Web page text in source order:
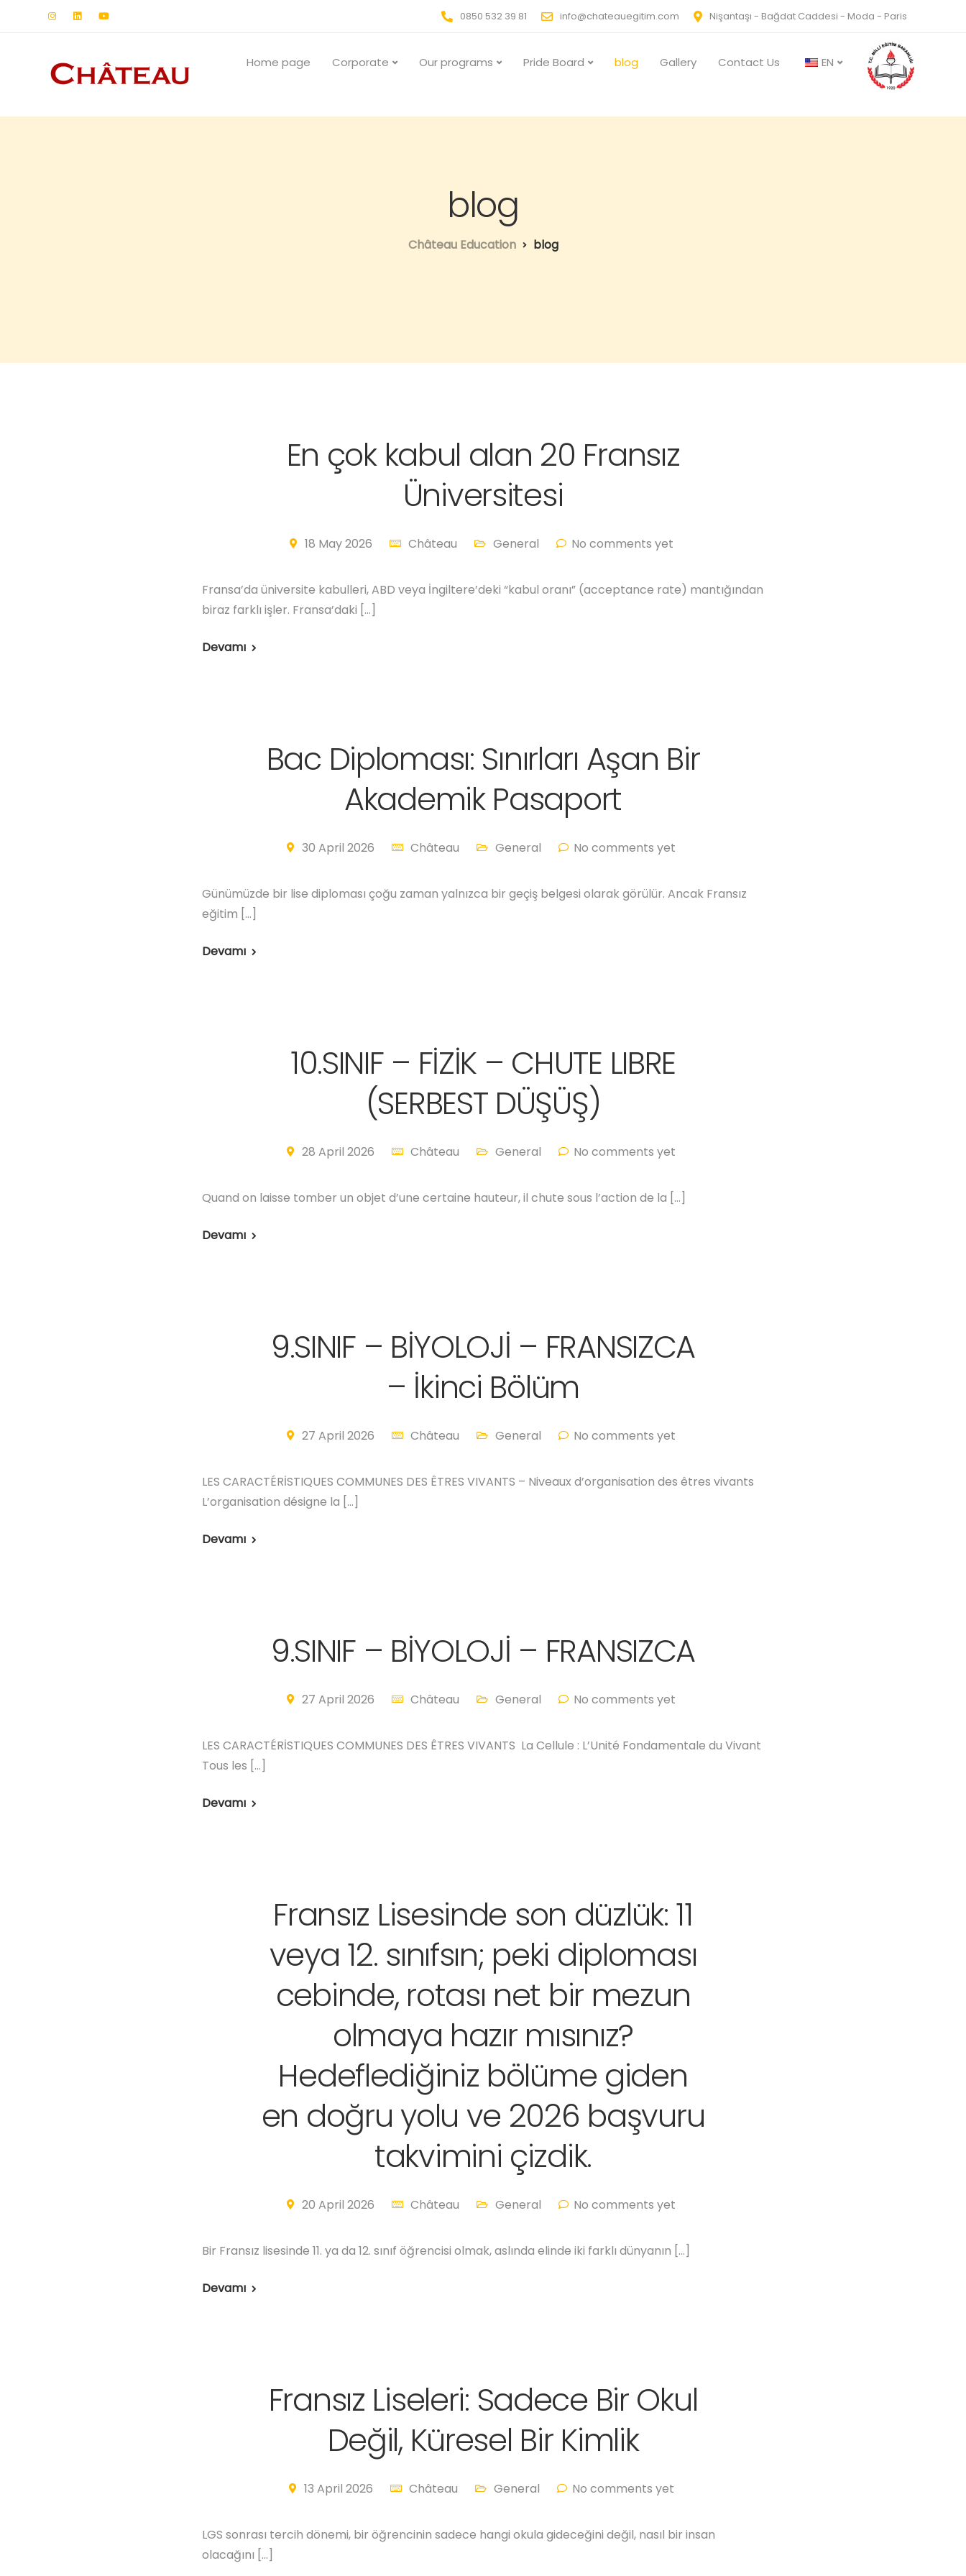
0850 532 39 81 info@chateauegitim.com Nişantaşı - Bağdat Caddesi - Moda - Paris
Home page Corporate Our programs Pride Board blog Gallery Contact Us EN
blog
Château Education blog
En çok kabul alan 20 Fransız
Üniversitesi
18 May 2026 Château General No comments yet
Fransa’da üniversite kabulleri, ABD veya İngiltere’deki “kabul oranı” (acceptance rate) mantığından
biraz farklı işler. Fransa’daki […]
Devamı
Bac Diploması: Sınırları Aşan Bir
Akademik Pasaport
30 April 2026 Château General No comments yet
Günümüzde bir lise diploması çoğu zaman yalnızca bir geçiş belgesi olarak görülür. Ancak Fransız
eğitim […]
Devamı
10.SINIF – FİZİK – CHUTE LIBRE
(SERBEST DÜŞÜŞ)
28 April 2026 Château General No comments yet
Quand on laisse tomber un objet d’une certaine hauteur, il chute sous l’action de la […]
Devamı
9.SINIF – BİYOLOJİ – FRANSIZCA
– İkinci Bölüm
27 April 2026 Château General No comments yet
LES CARACTÉRİSTIQUES COMMUNES DES ÊTRES VIVANTS – Niveaux d’organisation des êtres vivants
L’organisation désigne la […]
Devamı
9.SINIF – BİYOLOJİ – FRANSIZCA
27 April 2026 Château General No comments yet
LES CARACTÉRİSTIQUES COMMUNES DES ÊTRES VIVANTS La Cellule : L’Unité Fondamentale du Vivant
Tous les […]
Devamı
Fransız Lisesinde son düzlük: 11
veya 12. sınıfsın; peki diploması
cebinde, rotası net bir mezun
olmaya hazır mısınız?
Hedeflediğiniz bölüme giden
en doğru yolu ve 2026 başvuru
takvimini çizdik.
20 April 2026 Château General No comments yet
Bir Fransız lisesinde 11. ya da 12. sınıf öğrencisi olmak, aslında elinde iki farklı dünyanın […]
Devamı
Fransız Liseleri: Sadece Bir Okul
Değil, Küresel Bir Kimlik
13 April 2026 Château General No comments yet
LGS sonrası tercih dönemi, bir öğrencinin sadece hangi okula gideceğini değil, nasıl bir insan
olacağını […]